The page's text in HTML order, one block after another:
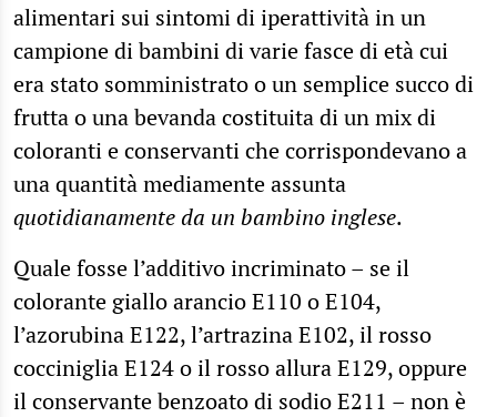
alimentari sui sintomi di iperattività in un
campione di bambini di varie fasce di età cui
era stato somministrato o un semplice succo di
frutta o una bevanda costituita di un mix di
coloranti e conservanti che corrispondevano a
una quantità mediamente assunta
quotidianamente da un bambino inglese.
Quale fosse l’additivo incriminato – se il
colorante giallo arancio E110 o E104,
l’azorubina E122, l’artrazina E102, il rosso
cocciniglia E124 o il rosso allura E129, oppure
il conservante benzoato di sodio E211 – non è